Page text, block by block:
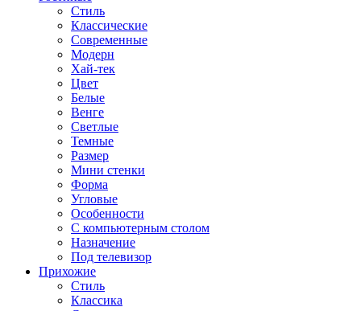
Стиль
Классические
Современные
Модерн
Хай-тек
Цвет
Белые
Венге
Светлые
Темные
Размер
Мини стенки
Форма
Угловые
Особенности
С компьютерным столом
Назначение
Под телевизор
Прихожие
Стиль
Классика